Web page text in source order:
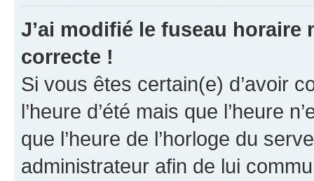
J’ai modifié le fuseau horaire
correcte !
Si vous êtes certain(e) d’avoir
l’heure d’été mais que l’heure
que l’heure de l’horloge du
administrateur afin de lui